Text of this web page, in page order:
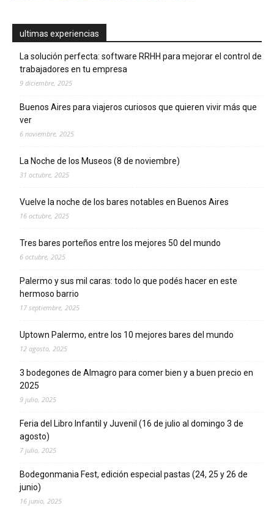
ultimas experiencias
La solución perfecta: software RRHH para mejorar el control de
trabajadores en tu empresa
9 diciembre, 2025
Buenos Aires para viajeros curiosos que quieren vivir más que
ver
6 noviembre, 2025
La Noche de los Museos (8 de noviembre)
31 octubre, 2025
Vuelve la noche de los bares notables en Buenos Aires
16 octubre, 2025
Tres bares porteños entre los mejores 50 del mundo
6 octubre, 2025
Palermo y sus mil caras: todo lo que podés hacer en este
hermoso barrio
17 septiembre, 2025
Uptown Palermo, entre los 10 mejores bares del mundo
12 agosto, 2025
3 bodegones de Almagro para comer bien y a buen precio en
2025
9 julio, 2025
Feria del Libro Infantil y Juvenil (16 de julio al domingo 3 de
agosto)
7 julio, 2025
Bodegonmania Fest, edición especial pastas (24, 25 y 26 de
junio)
16 junio, 2025